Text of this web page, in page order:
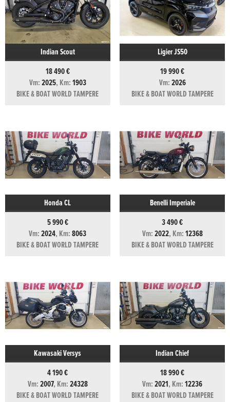
Indian Scout
18 490 €
Vm:2025, Km:1903
BIKE & BOAT WORLD TAMPERE
Ligier JS50
19 990 €
Vm:2026
BIKE & BOAT WORLD TAMPERE
Honda CL
5 990 €
Vm:2024, Km:8063
BIKE & BOAT WORLD TAMPERE
Benelli Imperiale
3 490 €
Vm:2022, Km:12368
BIKE & BOAT WORLD TAMPERE
Kawasaki Versys
4 190 €
Vm:2007, Km:24328
BIKE & BOAT WORLD TAMPERE
Indian Chief
18 990 €
Vm:2021, Km:12236
BIKE & BOAT WORLD TAMPERE